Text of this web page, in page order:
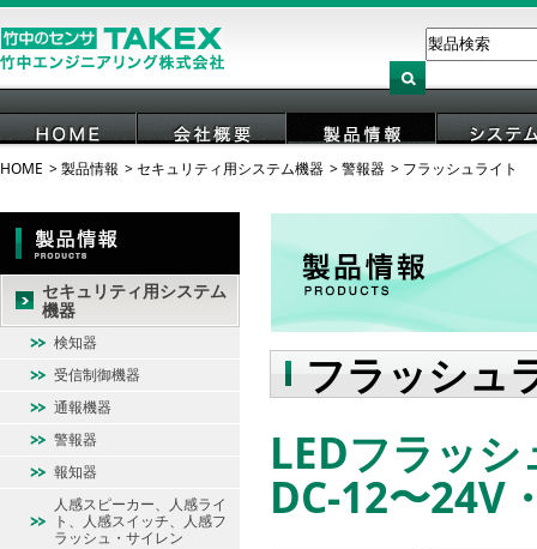
HOME 会社概要 製品情報 システ
HOME 製品情報 セキュリティ用システム機器 警報器 フラッシュライト
フラッシュ
LEDフラッ
DC-12〜24V
セキュリティ用システム
機器
検知器
受信制御機器
通報機器
警報器
報知器
人感スピーカー、人感ライ
ト、人感スイッチ、人感フ
ラッシュ・サイレン